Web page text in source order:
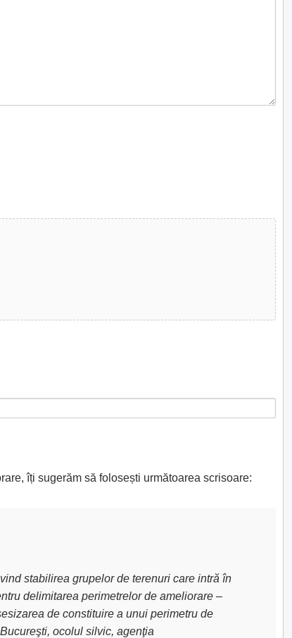
îți sugerăm să folosești următoarea scrisoare:
stabilirea grupelor de terenuri care intră în
delimitarea perimetrelor de ameliorare –
de constituire a unui perimetru de
ocolul silvic, agenţia